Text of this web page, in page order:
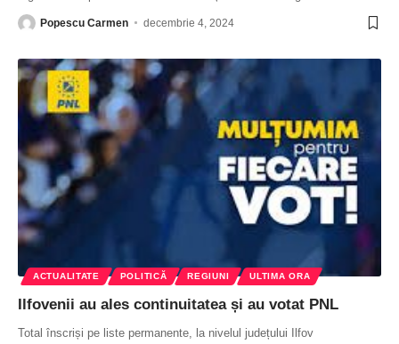
Popescu Carmen decembrie 4, 2024
ACTUALITATE POLITICĂ REGIUNI ULTIMA ORA
Ilfovenii au ales continuitatea și au votat PNL
Total înscriși pe liste permanente, la nivelul județului Ilfov